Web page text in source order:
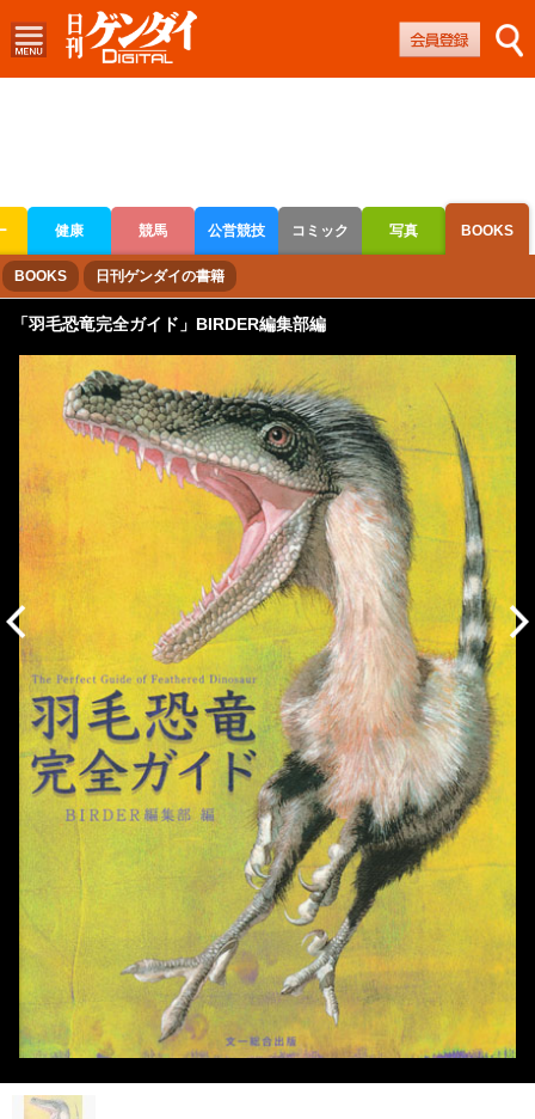
健康 競馬 公営競技 コミック 写真 BOOKS
ボートレース 競輪 オートレース
BOOKS 日刊ゲンダイの書籍
「羽毛恐竜完全ガイド」BIRDER編集部編